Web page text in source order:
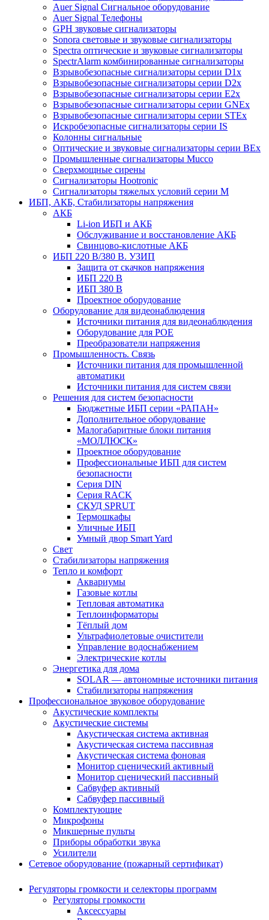
Auer Signal Сигнальное оборудование
Auer Signal Телефоны
GPH звуковые сигнализаторы
Sonora световые и звуковые сигнализаторы
Spectra оптические и звуковые сигнализаторы
SpectrAlarm комбинированные сигнализаторы
Взрывобезопасные сигнализаторы серии D1x
Взрывобезопасные сигнализаторы серии D2x
Взрывобезопасные сигнализаторы серии E2x
Взрывобезопасные сигнализаторы серии GNEx
Взрывобезопасные сигнализаторы серии STEx
Искробезопасные сигнализаторы серии IS
Колонны сигнальные
Оптические и звуковые сигнализаторы серии BEx
Промышленные сигнализаторы Mucco
Сверхмощные сирены
Сигнализаторы Hootronic
Сигнализаторы тяжелых условий серии M
ИБП, АКБ, Стабилизаторы напряжения
АКБ
Li-ion ИБП и АКБ
Обслуживание и восстановление АКБ
Свинцово-кислотные АКБ
ИБП 220 В/380 В. УЗИП
Защита от скачков напряжения
ИБП 220 В
ИБП 380 В
Проектное оборудование
Оборудование для видеонаблюдения
Источники питания для видеонаблюдения
Оборудование для POE
Преобразователи напряжения
Промышленность. Связь
Источники питания для промышленной
автоматики
Источники питания для систем связи
Решения для систем безопасности
Бюджетные ИБП серии «РАПАН»
Дополнительное оборудование
Малогабаритные блоки питания
«МОЛЛЮСК»
Проектное оборудование
Профессиональные ИБП для систем
безопасности
Серия DIN
Серия RACK
СКУД SPRUT
Термошкафы
Уличные ИБП
Умный двор Smart Yard
Свет
Стабилизаторы напряжения
Тепло и комфорт
Аквариумы
Газовые котлы
Тепловая автоматика
Теплоинформаторы
Тёплый дом
Ультрафиолетовые очистители
Управление водоснабжением
Электрические котлы
Энергетика для дома
SOLAR — автономные источники питания
Стабилизаторы напряжения
Профессиональное звуковое оборудование
Акустические комплекты
Акустические системы
Акустическая система активная
Акустическая система пассивная
Акустическая система фоновая
Монитор сценический активный
Монитор сценический пассивный
Сабвуфер активный
Сабвуфер пассивный
Комплектующие
Микрофоны
Микшерные пульты
Приборы обработки звука
Усилители
Сетевое оборудование (пожарный сертификат)
Регуляторы громкости и селекторы программ
Регуляторы громкости
Аксессуары